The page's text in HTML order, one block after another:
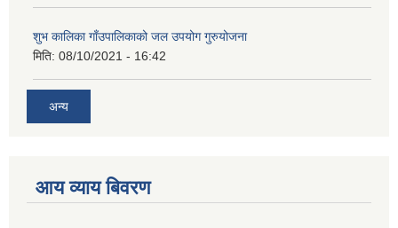
शुभ कालिका गाँउपालिकाको जल उपयोग गुरुयोजना
मिति: 08/10/2021 - 16:42
अन्य
आय व्याय बिवरण